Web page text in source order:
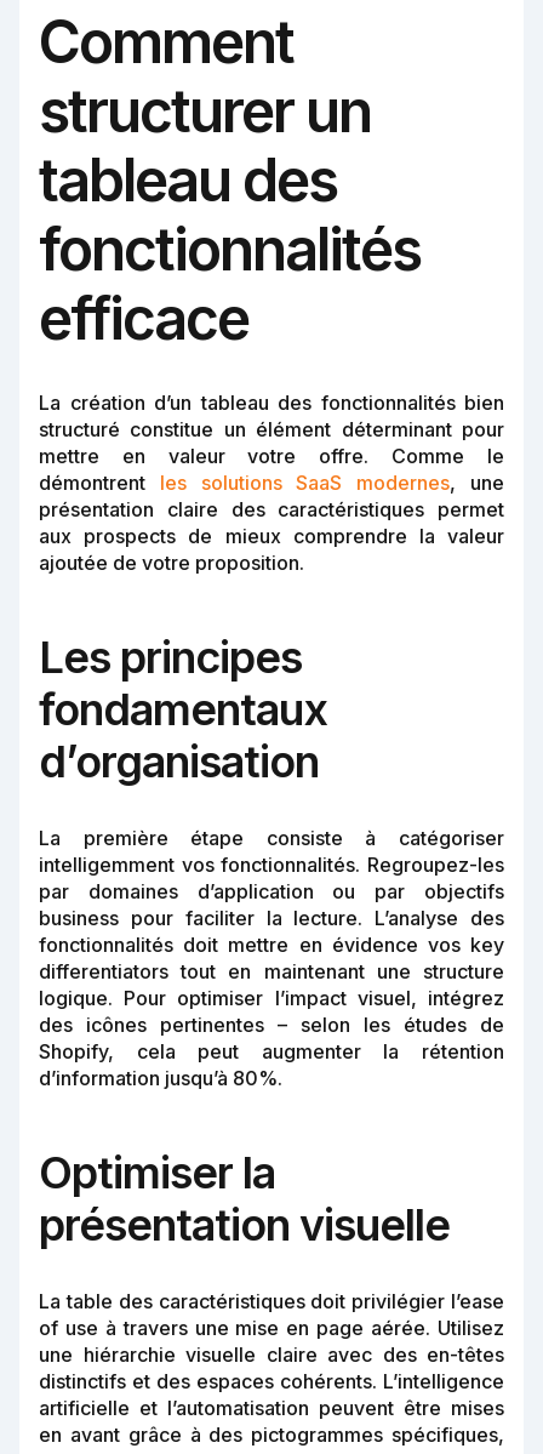
Comment
structurer un
tableau des
fonctionnalités
efficace
La création d’un tableau des fonctionnalités bien
structuré constitue un élément déterminant pour
mettre en valeur votre offre. Comme le
démontrent les solutions SaaS modernes, une
présentation claire des caractéristiques permet
aux prospects de mieux comprendre la valeur
ajoutée de votre proposition.
Les principes
fondamentaux
d’organisation
La première étape consiste à catégoriser
intelligemment vos fonctionnalités. Regroupez-les
par domaines d’application ou par objectifs
business pour faciliter la lecture. L’analyse des
fonctionnalités doit mettre en évidence vos key
differentiators tout en maintenant une structure
logique. Pour optimiser l’impact visuel, intégrez
des icônes pertinentes – selon les études de
Shopify, cela peut augmenter la rétention
d’information jusqu’à 80%.
Optimiser la
présentation visuelle
La table des caractéristiques doit privilégier l’ease
of use à travers une mise en page aérée. Utilisez
une hiérarchie visuelle claire avec des en-têtes
distinctifs et des espaces cohérents. L’intelligence
artificielle et l’automatisation peuvent être mises
en avant grâce à des pictogrammes spécifiques,